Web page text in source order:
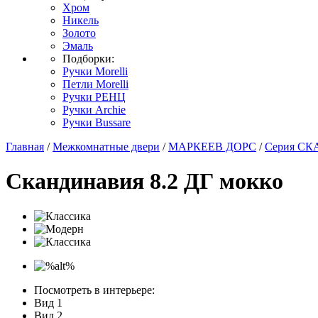
Хром
Никель
Золото
Эмаль
Подборки:
Ручки Morelli
Петли Morelli
Ручки РЕНЦ
Ручки Archie
Ручки Bussare
Главная /Межкомнатные двери /МАРКЕЕВ ДОРС /Серия
Скандинавия 8.2 ДГ мокко
Посмотреть в интерьере:
Вид 1
Вид 2